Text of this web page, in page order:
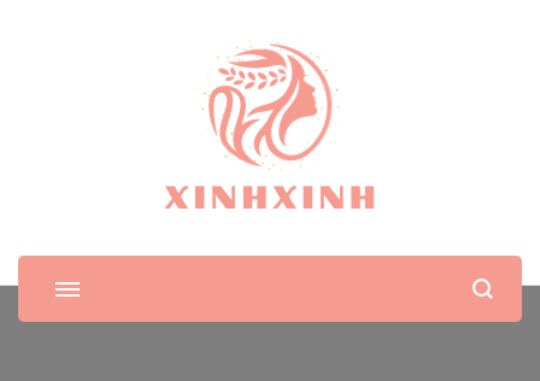
XinhXinh
Trang tin tức cho phái đẹp